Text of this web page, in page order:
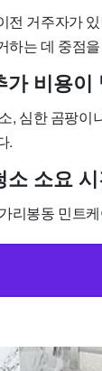
전 거주자가
하는 데 중점
가 비용
, 심한 곰팡이
.
소 소요
리봉동 민트